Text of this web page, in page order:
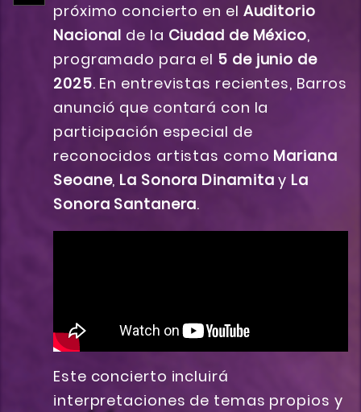
próximo concierto en el Auditorio
Nacional de la Ciudad de México,
programado para el 5 de junio de
2025. En entrevistas recientes, Barros
anunció que contará con la
participación especial de
reconocidos artistas como Mariana
Seoane, La Sonora Dinamita y La
Sonora Santanera.
Este concierto incluirá
interpretaciones de temas propios y